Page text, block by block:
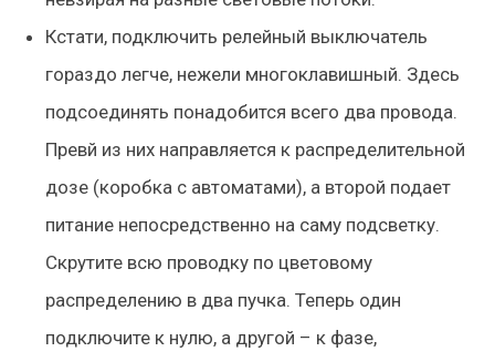
Кстати, подключить релейный выключатель
гораздо легче, нежели многоклавишный. Здесь
подсоединять понадобится всего два провода.
Превй из них направляется к распределительной
дозе (коробка с автоматами), а второй подает
питание непосредственно на саму подсветку.
Скрутите всю проводку по цветовому
распределению в два пучка. Теперь один
подключите к нулю, а другой – к фазе,